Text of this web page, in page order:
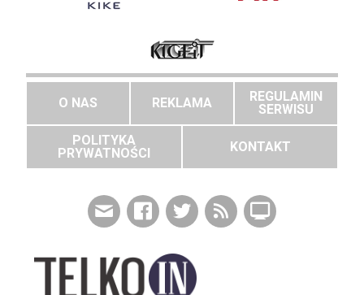
O NAS REKLAMA
REGULAMIN
SERWISU
POLITYKA
PRYWATNOŚCI
KONTAKT